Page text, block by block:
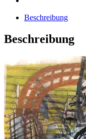
Beschreibung
Beschreibung